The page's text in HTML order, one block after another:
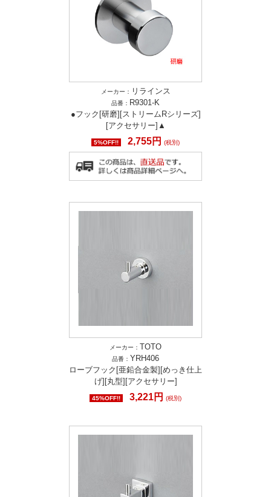
メーカー： リラインス
品番： R9301-K
●フック[研磨][ストリームRシリーズ]
[アクセサリー]▲
5%OFF!! 2,755円 (税別)
メーカー： TOTO
品番： YRH406
ローブフック[亜鉛合金製][めっき仕上
げ][丸型][アクセサリー]
45%OFF!! 3,221円 (税別)